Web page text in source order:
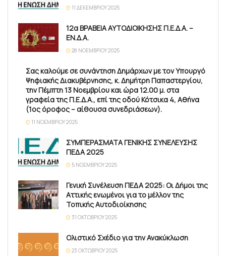
11 ΔΕΚΕΜΒΡΊΟΥ 2025
12α ΒΡΑΒΕΙΑ ΑΥΤΟΔΙΟΙΚΗΣΗΣ Π.Ε.Δ.Α. –
ΕΝ.Δ.Α.
28 ΝΟΕΜΒΡΊΟΥ 2025
Σας καλούμε σε συνάντηση Δημάρχων με τον Υπουργό
Ψηφιακής Διακυβέρνησης, κ. Δημήτρη Παπαστεργίου,
την Πέμπτη 13 Νοεμβρίου και ώρα 12.00 μ. στα
γραφεία της Π.Ε.Δ.Α., επί της οδού Κότσικα 4, Αθήνα
(1ος όροφος – αίθουσα συνεδριάσεων).
11 ΝΟΕΜΒΡΊΟΥ 2025
ΣΥΜΠΕΡΑΣΜΑΤΑ ΓΕΝΙΚΗΣ ΣΥΝΕΛΕΥΣΗΣ
ΠΕΔΑ 2025
5 ΝΟΕΜΒΡΊΟΥ 2025
Γενική Συνέλευση ΠΕΔΑ 2025: Οι Δήμοι της
Αττικής ενωμένοι για το μέλλον της
Τοπικής Αυτοδιοίκησης
31 ΟΚΤΩΒΡΊΟΥ 2025
Ολιστικό Σχέδιο για την Ανακύκλωση
23 ΟΚΤΩΒΡΊΟΥ 2025